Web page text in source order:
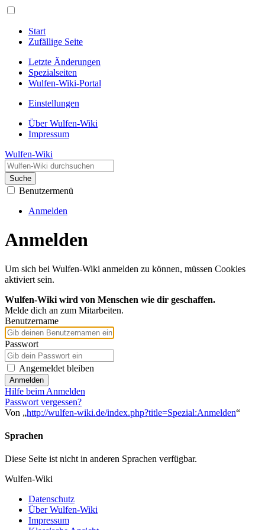
Start
Zufällige Seite
Letzte Änderungen
Spezialseiten
Wulfen-Wiki-Portal
Einstellungen
Über Wulfen-Wiki
Impressum
Wulfen-Wiki
Suche
Benutzermenü
Anmelden
Anmelden
Um sich bei Wulfen-Wiki anmelden zu können, müssen Cookies
aktiviert sein.
Wulfen-Wiki wird von Menschen wie dir geschaffen.
Melde dich an zum Mitarbeiten.
Benutzername
Passwort
Angemeldet bleiben
Anmelden
Hilfe beim Anmelden
Passwort vergessen?
Von „http://wulfen-wiki.de/index.php?title=Spezial:Anmelden“
Sprachen
Diese Seite ist nicht in anderen Sprachen verfügbar.
Wulfen-Wiki
Datenschutz
Über Wulfen-Wiki
Impressum